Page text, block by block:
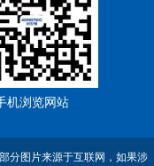
机浏览网站
分图片来源于互联网，如果涉